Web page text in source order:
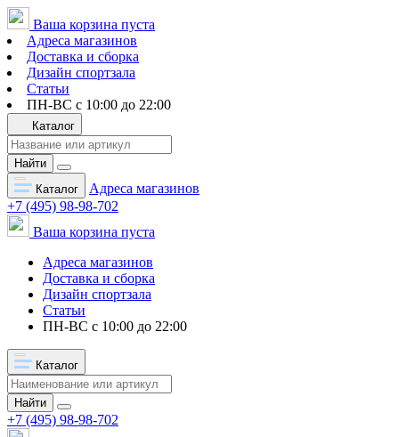
Ваша корзина пуста
Адреса магазинов
Доставка и сборка
Дизайн спортзала
Статьи
ПН-ВС с 10:00 до 22:00
Каталог
Найти
Каталог
Адреса магазинов
+7 (495) 98-98-702
Ваша корзина пуста
Адреса магазинов
Доставка и сборка
Дизайн спортзала
Статьи
ПН-ВС с 10:00 до 22:00
Каталог
Найти
+7 (495) 98-98-702